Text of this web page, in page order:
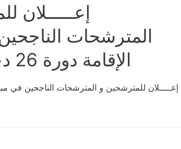
إعـــــلان
المترشحات
الإقامة دورة 26 دجنبر 2022